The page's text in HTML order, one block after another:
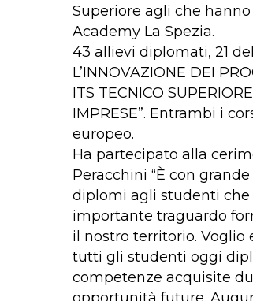
Superiore agli che
Academy La Spezia.
43 allievi diplomati, 21 del
L’INNOVAZIONE DEI
ITS TECNICO
IMPRESE”. Entrambi i
europeo.
Ha partecipato alla
Peracchini “È con
diplomi agli studenti che
importante traguardo
il nostro territorio.
tutti gli studenti oggi
competenze acquisite